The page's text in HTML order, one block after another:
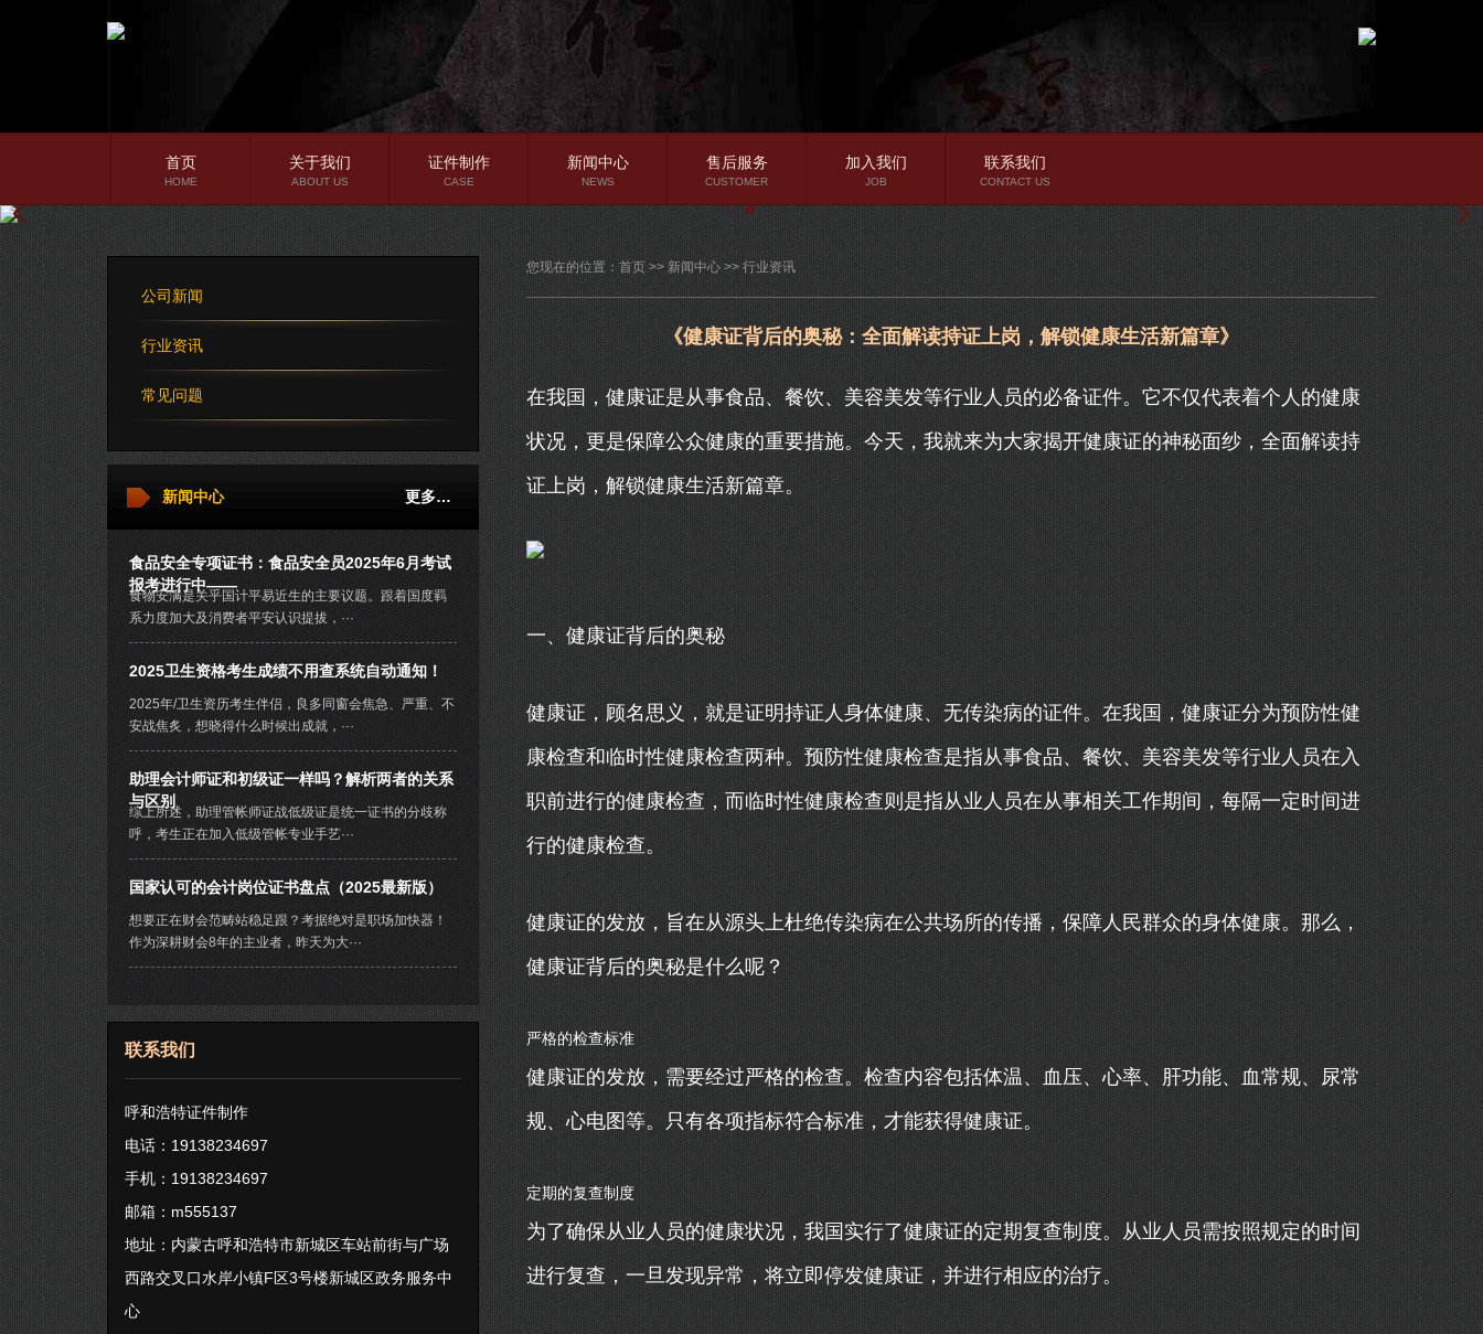
行业资讯
常见问题
首页
HOME
关于我们
ABOUT US
证件制作
CASE
新闻中心
NEWS
售后服务
CUSTOMER
加入我们
JOB
联系我们
CONTACT US
公司新闻
行业资讯
常见问题
更多…
新闻中心
食品安全专项证书：食品安全员2025年6月考试
报考进行中——
食物安满是关乎国计平易近生的主要议题。跟着国度羁
系力度加大及消费者平安认识提拔，···
2025卫生资格考生成绩不用查系统自动通知！
2025年/卫生资历考生伴侣，良多同窗会焦急、严重、不
安战焦炙，想晓得什么时候出成就，···
助理会计师证和初级证一样吗？解析两者的关系
与区别
综上所述，助理管帐师证战低级证是统一证书的分歧称
呼，考生正在加入低级管帐专业手艺···
国家认可的会计岗位证书盘点（2025最新版）
想要正在财会范畴站稳足跟？考据绝对是职场加快器！
作为深耕财会8年的主业者，昨天为大···
联系我们
呼和浩特证件制作
电话：19138234697
手机：19138234697
邮箱：m555137
地址：内蒙古呼和浩特市新城区车站前街与广场
西路交叉口水岸小镇F区3号楼新城区政务服务中
心
您现在的位置： 首页 >> 新闻中心 >> 行业资讯
《健康证背后的奥秘：全面解读持证上岗，解锁健康生活新篇章》
在我国，健康证是从事食品、餐饮、美容美发等行业人员的必备证件。它不仅代表着个人的健康
状况，更是保障公众健康的重要措施。今天，我就来为大家揭开健康证的神秘面纱，全面解读持
证上岗，解锁健康生活新篇章。
一、健康证背后的奥秘
健康证，顾名思义，就是证明持证人身体健康、无传染病的证件。在我国，健康证分为预防性健
康检查和临时性健康检查两种。预防性健康检查是指从事食品、餐饮、美容美发等行业人员在入
职前进行的健康检查，而临时性健康检查则是指从业人员在从事相关工作期间，每隔一定时间进
行的健康检查。
健康证的发放，旨在从源头上杜绝传染病在公共场所的传播，保障人民群众的身体健康。那么，
健康证背后的奥秘是什么呢？
严格的检查标准
健康证的发放，需要经过严格的检查。检查内容包括体温、血压、心率、肝功能、血常规、尿常
规、心电图等。只有各项指标符合标准，才能获得健康证。
定期的复查制度
为了确保从业人员的健康状况，我国实行了健康证的定期复查制度。从业人员需按照规定的时间
进行复查，一旦发现异常，将立即停发健康证，并进行相应的治疗。